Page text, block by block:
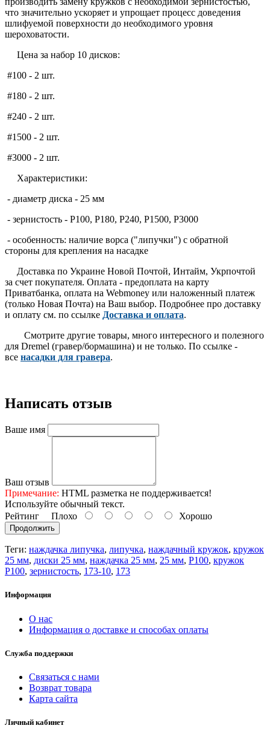
что значительно ускоряет и упрощает процесс доведения
шлифуемой поверхности до необходимого уровня
шероховатости.
Цена за набор 10 дисков:
#100 - 2 шт.
#180 - 2 шт.
#240 - 2 шт.
#1500 - 2 шт.
#3000 - 2 шт.
Характеристики:
- диаметр диска - 25 мм
- зернистость - P100, P180, P240, P1500, P3000
- особенность: наличие ворса ("липучки") с обратной
стороны для крепления на насадке
Доставка по Украине Новой Почтой, Интайм, Укрпочтой
за счет покупателя. Оплата - предоплата на карту
Приватбанка, оплата на Webmoney или наложенный платеж
(только Новая Почта) на Ваш выбор. Подробнее про доставку
и оплату см. по ссылке Доставка и оплата.
Смотрите другие товары, много интересного и полезного
для Dremel (гравер/бормашина) и не только. По ссылке -
все насадки для гравера.
Написать отзыв
Ваше имя
Ваш отзыв
Примечание: HTML разметка не поддерживается!
Используйте обычный текст.
Рейтинг Плохо Хорошо
Продолжить
Теги: наждачка липучка, липучка, наждачный кружок, кружок
25 мм, диски 25 мм, наждачка 25 мм, 25 мм, P100, кружок
P100, зернистость, 173-10, 173
Информация
О нас
Информация о доставке и способах оплаты
Служба поддержки
Связаться с нами
Возврат товара
Карта сайта
Личный кабинет